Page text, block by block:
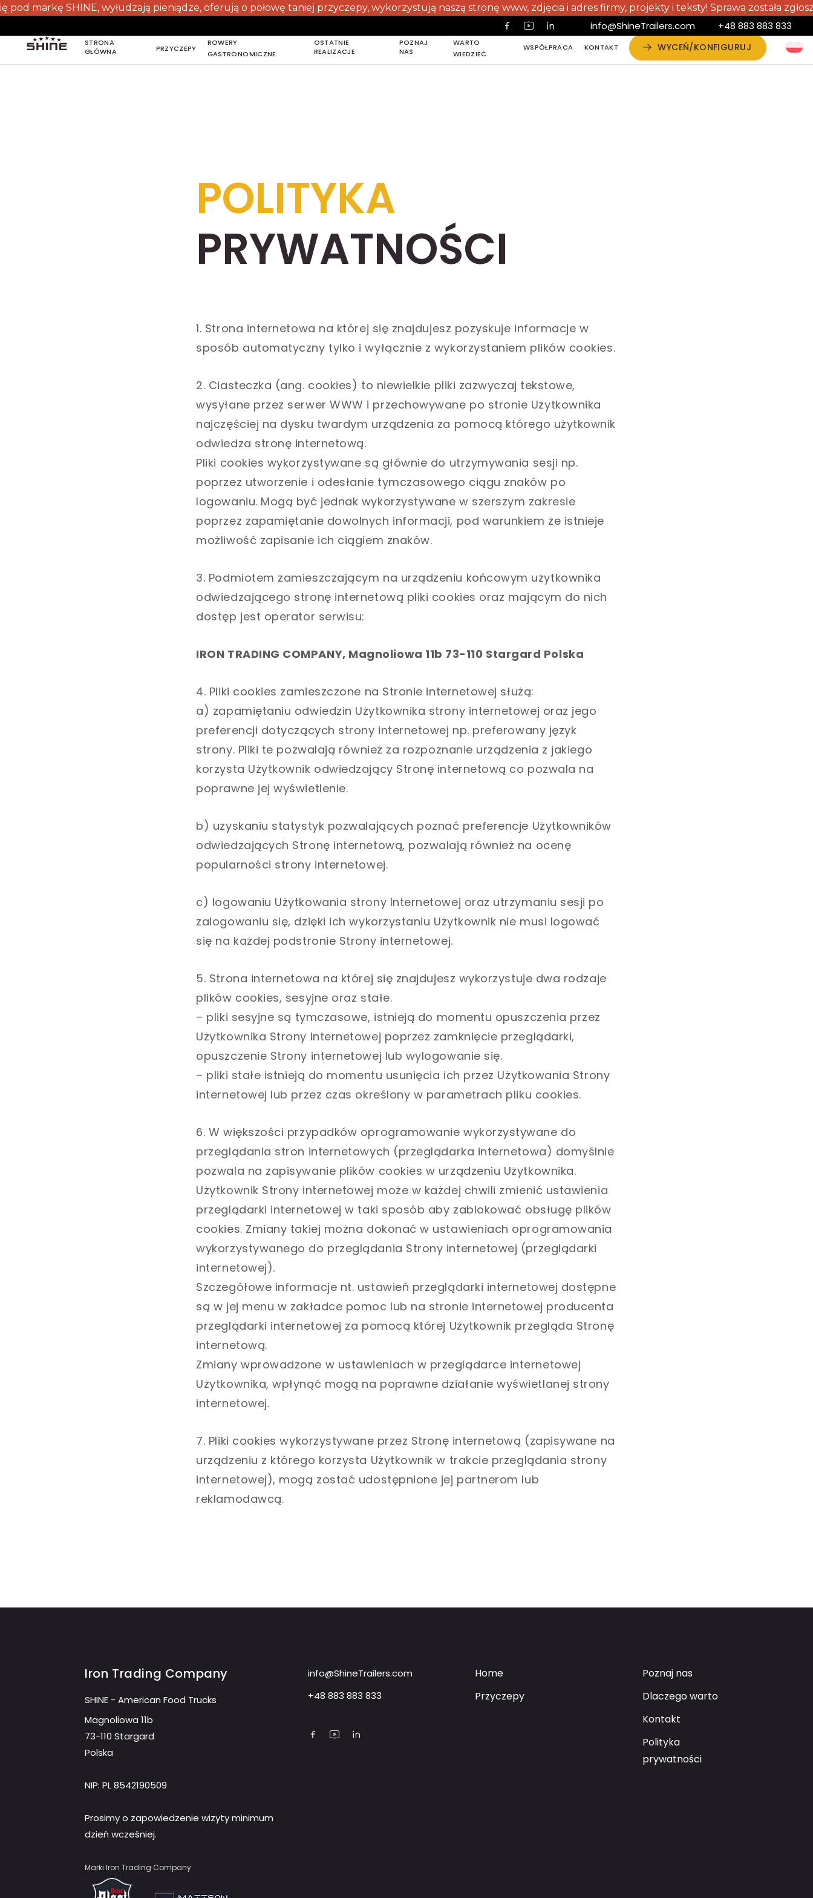
info@ShineTrailers.com +48 883 883 833
STRONA
GŁÓWNA
PRZYCZEPY
ROWERY
GASTRONOMICZNE
OSTATNIE
REALIZACJE
POZNAJ
NAS
WARTO
WIEDZIEĆ
WSPÓŁPRACA
KONTAKT
WYCEŃ/KONFIGURUJ
POLITYKA
PRYWATNOŚCI
1. Strona internetowa na której się znajdujesz pozyskuje informacje w
sposób automatyczny tylko i wyłącznie z wykorzystaniem plików cookies.
2. Ciasteczka (ang. cookies) to niewielkie pliki zazwyczaj tekstowe,
wysyłane przez serwer WWW i przechowywane po stronie Użytkownika
najczęściej na dysku twardym urządzenia za pomocą którego użytkownik
odwiedza stronę internetową.
Pliki cookies wykorzystywane są głównie do utrzymywania sesji np.
poprzez utworzenie i odesłanie tymczasowego ciągu znaków po
logowaniu. Mogą być jednak wykorzystywane w szerszym zakresie
poprzez zapamiętanie dowolnych informacji, pod warunkiem że istnieje
możliwość zapisanie ich ciągiem znaków.
3. Podmiotem zamieszczającym na urządzeniu końcowym użytkownika
odwiedzającego stronę internetową pliki cookies oraz mającym do nich
dostęp jest operator serwisu:
IRON TRADING COMPANY, Magnoliowa 11b 73-110 Stargard Polska
4. Pliki cookies zamieszczone na Stronie internetowej służą:
a) zapamiętaniu odwiedzin Użytkownika strony internetowej oraz jego
preferencji dotyczących strony internetowej np. preferowany język
strony. Pliki te pozwalają również za rozpoznanie urządzenia z jakiego
korzysta Użytkownik odwiedzający Stronę internetową co pozwala na
poprawne jej wyświetlenie.
b) uzyskaniu statystyk pozwalających poznać preferencje Użytkowników
odwiedzających Stronę internetową, pozwalają również na ocenę
popularności strony internetowej.
c) logowaniu Użytkowania strony Internetowej oraz utrzymaniu sesji po
zalogowaniu się, dzięki ich wykorzystaniu Użytkownik nie musi logować
się na każdej podstronie Strony internetowej.
5. Strona internetowa na której się znajdujesz wykorzystuje dwa rodzaje
plików cookies, sesyjne oraz stałe.
– pliki sesyjne są tymczasowe, istnieją do momentu opuszczenia przez
Użytkownika Strony Internetowej poprzez zamknięcie przeglądarki,
opuszczenie Strony internetowej lub wylogowanie się.
– pliki stałe istnieją do momentu usunięcia ich przez Użytkowania Strony
internetowej lub przez czas określony w parametrach pliku cookies.
6. W większości przypadków oprogramowanie wykorzystywane do
przeglądania stron internetowych (przeglądarka internetowa) domyślnie
pozwala na zapisywanie plików cookies w urządzeniu Użytkownika.
Użytkownik Strony internetowej może w każdej chwili zmienić ustawienia
przeglądarki internetowej w taki sposób aby zablokować obsługę plików
cookies. Zmiany takiej można dokonać w ustawieniach oprogramowania
wykorzystywanego do przeglądania Strony internetowej (przeglądarki
internetowej).
Szczegółowe informacje nt. ustawień przeglądarki internetowej dostępne
są w jej menu w zakładce pomoc lub na stronie internetowej producenta
przeglądarki internetowej za pomocą której Użytkownik przegląda Stronę
internetową.
Zmiany wprowadzone w ustawieniach w przeglądarce internetowej
Użytkownika, wpłynąć mogą na poprawne działanie wyświetlanej strony
internetowej.
7. Pliki cookies wykorzystywane przez Stronę internetową (zapisywane na
urządzeniu z którego korzysta Użytkownik w trakcie przeglądania strony
internetowej), mogą zostać udostępnione jej partnerom lub
reklamodawcą.
Iron Trading Company
SHINE - American Food Trucks
Magnoliowa 11b
73-110 Stargard
Polska
NIP: PL 8542190509
Prosimy o zapowiedzenie wizyty minimum
dzień wcześniej.
Marki Iron Trading Company
info@ShineTrailers.com
+48 883 883 833
Home
Home
Przyczepy
Poznaj nas
Poznaj nas
Dlaczego warto
Dlaczego warto
Kontakt
Kontakt
Polityka
prywatności
markę SHINE, wyłudzają pieniądze, oferują o połowę taniej przyczepy, wykorzystują naszą stronę www, zdjęcia i adres firmy, projekty i teksty! Sprawa została